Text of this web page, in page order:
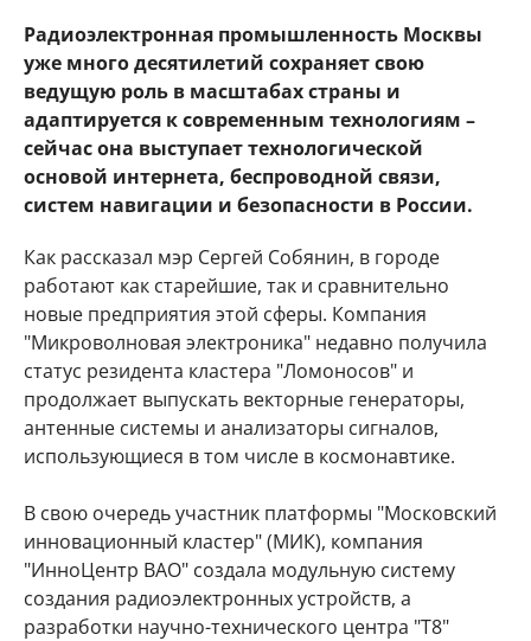
Радиоэлектронная промышленность Москвы
уже много десятилетий сохраняет свою
ведущую роль в масштабах страны и
адаптируется к современным технологиям –
сейчас она выступает технологической
основой интернета, беспроводной связи,
систем навигации и безопасности в России.
Как рассказал мэр Сергей Собянин, в городе
работают как старейшие, так и сравнительно
новые предприятия этой сферы. Компания
"Микроволновая электроника" недавно получила
статус резидента кластера "Ломоносов" и
продолжает выпускать векторные генераторы,
антенные системы и анализаторы сигналов,
использующиеся в том числе в космонавтике.
В свою очередь участник платформы "Московский
инновационный кластер" (МИК), компания
"ИнноЦентр ВАО" создала модульную систему
создания радиоэлектронных устройств, а
разработки научно-технического центра "Т8"